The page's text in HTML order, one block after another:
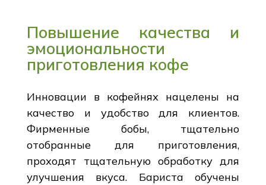
Повышение качества и
эмоциональности
приготовления кофе
Инновации в кофейнях нацелены на
качество и удобство для клиентов.
Фирменные бобы, тщательно
отобранные для приготовления,
проходят тщательную обработку для
улучшения вкуса. Бариста обучены